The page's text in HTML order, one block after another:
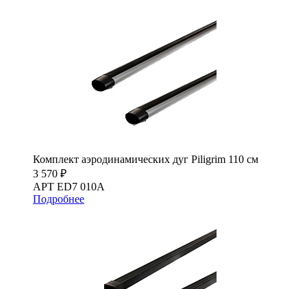
Комплект аэродинамических дуг Piligrim 110 см
3 570 ₽
АРТ ED7 010A
Подробнее